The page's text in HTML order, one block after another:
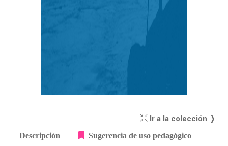
Ir a la colección ❭
Descripción Sugerencia de uso pedagógico